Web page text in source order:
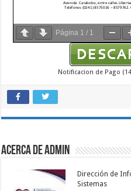
Página 1 / 1
Notificacion de Pago
Acerca de admin
Dirección de
Sistemas